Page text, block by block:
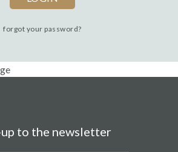
forgot your password?
to the newsletter